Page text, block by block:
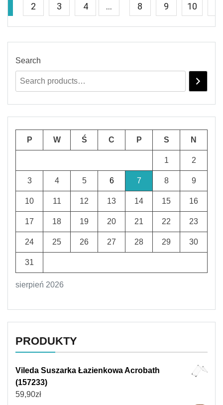
2 3 4 … 8 9 10
Search
sierpień 2026
P W Ś C P S N
1 2
3 4 5 6 7 8 9
10 11 12 13 14 15 16
17 18 19 20 21 22 23
24 25 26 27 28 29 30
31
PRODUKTY
Vileda Suszarka Łazienkowa Acrobath
(157233)
59,90zł